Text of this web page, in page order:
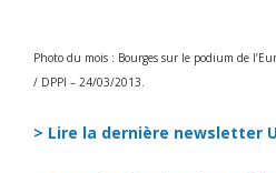
Photo du mois : Bourges sur le podium de
/ DPPI – 24/03/2013.
> Lire la dernière newsletter